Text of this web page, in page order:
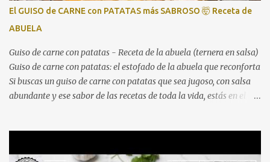
El GUISO de CARNE con PATATAS más SABROSO 🤯 Receta de
ABUELA
Guiso de carne con patatas - Receta de la abuela (ternera en salsa)
Guiso de carne con patatas: el estofado de la abuela que reconforta
Si buscas un guiso de carne con patatas que sea jugoso, con salsa
abundante y ese sabor de las recetas de toda la vida, estás en el
preparar con antelación y disfrutar después. La combinación de